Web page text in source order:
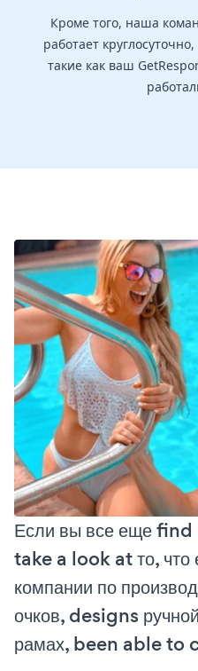
Кроме того, наша
работает
такие как ваш
Если вы все еще
take a look at то, что
компании по
очков, designs
рамах, been able to